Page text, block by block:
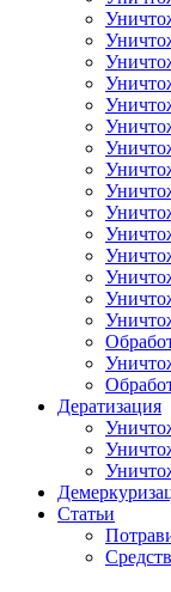
Дератизация
Статьи